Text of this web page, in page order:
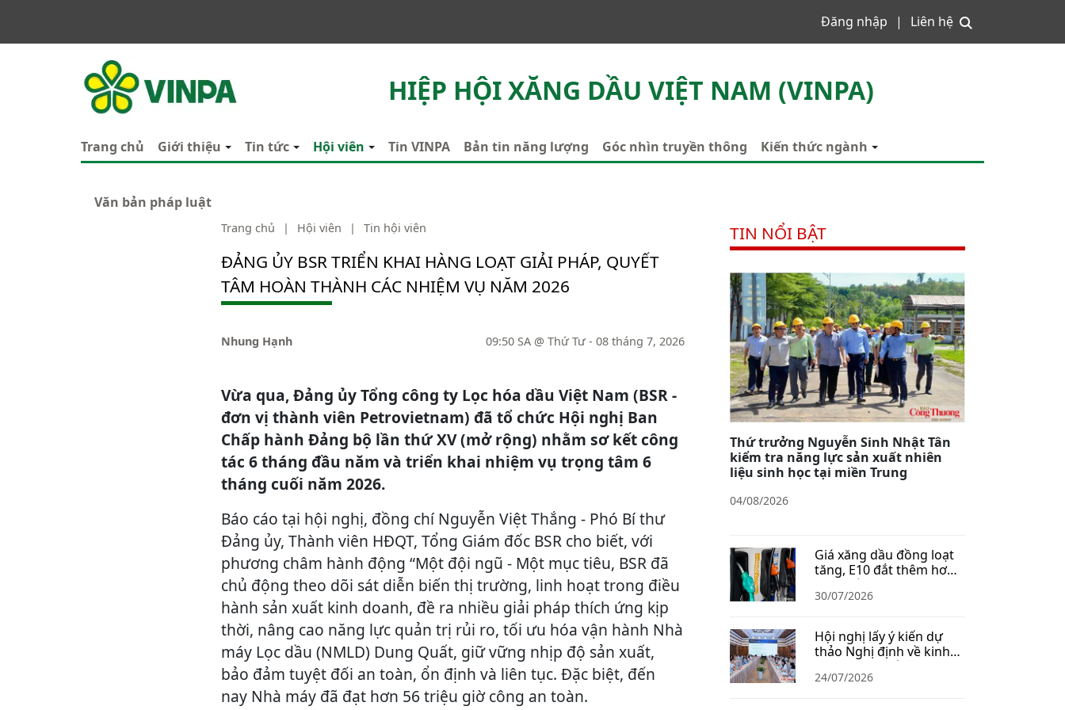
Đăng nhập Liên hệ
VINPA
HIỆP HỘI XĂNG DẦU VIỆT NAM (VINPA)
Trang chủ Giới thiệu Tin tức Hội viên Tin VINPA Bản tin năng lượng Góc nhìn truyền thông Kiến thức ngành
Văn bản pháp luật
Trang chủ | Hội viên | Tin hội viên
ĐẢNG ỦY BSR TRIỂN KHAI HÀNG LOẠT GIẢI PHÁP, QUYẾT
TÂM HOÀN THÀNH CÁC NHIỆM VỤ NĂM 2026
Nhung Hạnh 09:50 SA @ Thứ Tư - 08 tháng 7, 2026
Vừa qua, Đảng ủy Tổng công ty Lọc hóa dầu Việt Nam (BSR -
đơn vị thành viên Petrovietnam) đã tổ chức Hội nghị Ban
Chấp hành Đảng bộ lần thứ XV (mở rộng) nhằm sơ kết công
tác 6 tháng đầu năm và triển khai nhiệm vụ trọng tâm 6
tháng cuối năm 2026.
Báo cáo tại hội nghị, đồng chí Nguyễn Việt Thắng - Phó Bí thư
Đảng ủy, Thành viên HĐQT, Tổng Giám đốc BSR cho biết, với
phương châm hành động “Một đội ngũ - Một mục tiêu, BSR đã
chủ động theo dõi sát diễn biến thị trường, linh hoạt trong điều
hành sản xuất kinh doanh, đề ra nhiều giải pháp thích ứng kịp
thời, nâng cao năng lực quản trị rủi ro, tối ưu hóa vận hành Nhà
máy Lọc dầu (NMLD) Dung Quất, giữ vững nhịp độ sản xuất,
bảo đảm tuyệt đối an toàn, ổn định và liên tục. Đặc biệt, đến
nay Nhà máy đã đạt hơn 56 triệu giờ công an toàn.
TIN NỔI BẬT
Thứ trưởng Nguyễn Sinh Nhật Tân
kiểm tra năng lực sản xuất nhiên
liệu sinh học tại miền Trung
04/08/2026
Giá xăng dầu đồng loạt
tăng, E10 đắt thêm hơn
1.400 đồng/lít
30/07/2026
Hội nghị lấy ý kiến dự
thảo Nghị định về kinh
doanh xăng dầu
24/07/2026